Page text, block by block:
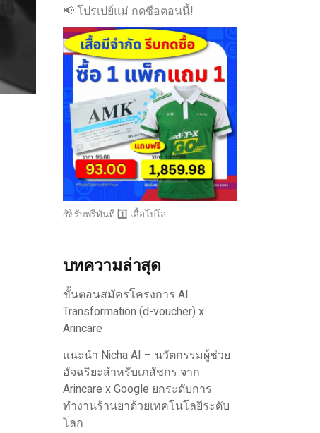
📢 โปรเปย์แม่ กดซือตอนนี้!
🎁 รับฟรีทันที 1️⃣ เสื้อโปโล
บทความล่าสุด
ขั้นตอนสมัครโครงการ AI
Transformation (d-voucher) x
Arincare
แนะนำ Nicha AI – นวัตกรรมผู้ช่วย
อัจฉริยะสำหรับเภสัชกร จาก
Arincare x Google ยกระดับการ
ทำงานร้านยาด้วยเทคโนโลยีระดับ
โลก